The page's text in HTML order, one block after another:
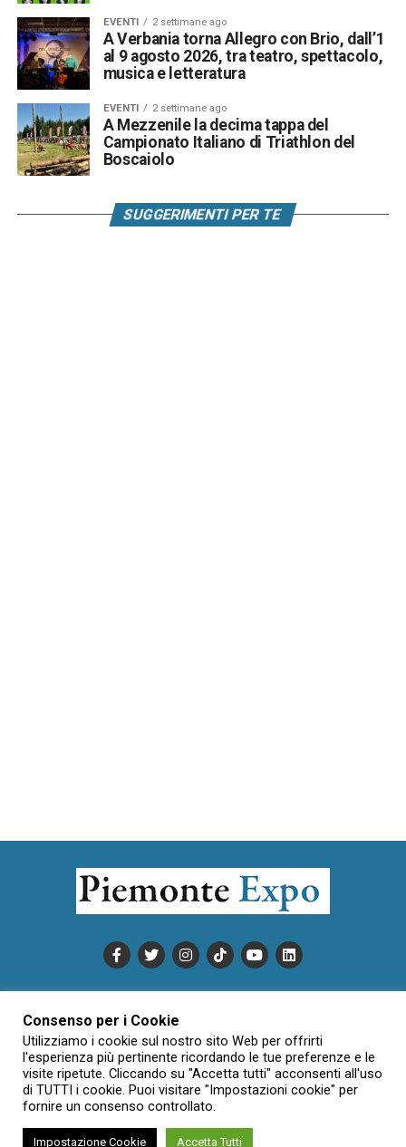
EVENTI 2 settimane ago
A Verbania torna Allegro con Brio, dall’1
al 9 agosto 2026, tra teatro, spettacolo,
musica e letteratura
EVENTI 2 settimane ago
A Mezzenile la decima tappa del
Campionato Italiano di Triathlon del
Boscaiolo
SUGGERIMENTI PER TE
INFORMATIVA SULLA PRIVACY
CONDIZIONI DI UTILIZZO
DATI SOCIETARI
NOVAJO
CREDITS
CONTATTTI
Creative Commons Attribuzione - Non commerciale - Non opere
Consenso per i Cookie
Utilizziamo i cookie sul nostro sito Web per offrirti
l'esperienza più pertinente ricordando le tue preferenze e le
visite ripetute. Cliccando su "Accetta tutti" acconsenti all'uso
di TUTTI i cookie. Puoi visitare "Impostazioni cookie" per
fornire un consenso controllato.
Impostazione Cookie Accetta Tutti